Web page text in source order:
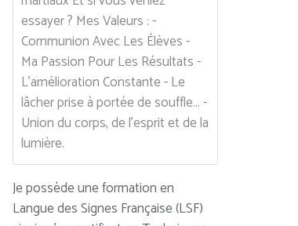
essayer ? Mes Valeurs : -
Communion Avec Les Élèves -
Ma Passion Pour Les Résultats -
L'amélioration Constante - Le
lâcher prise à portée de souffle... -
Union du corps, de l'esprit et de la
lumière.
Je possède une formation en
Langue des Signes Française (LSF)